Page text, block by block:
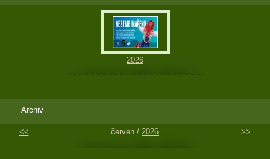
2026
Archiv
<< červen / 2026 >>